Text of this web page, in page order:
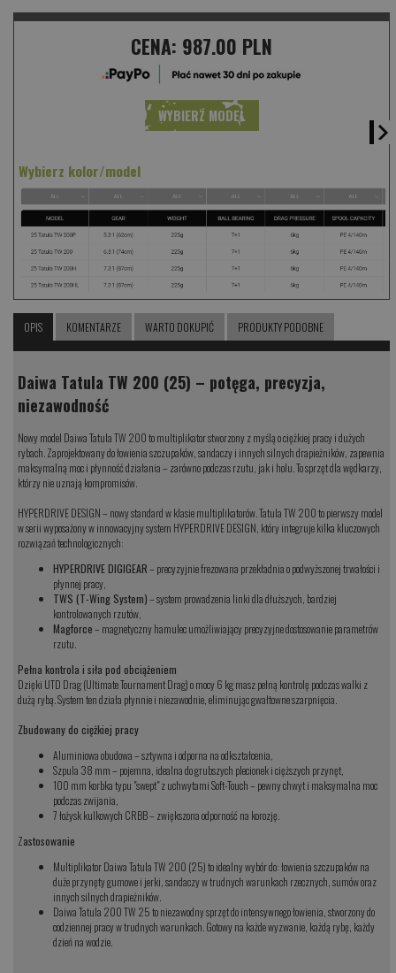
CENA: 987.00 PLN
WYBIERZ MODEL
Wybierz kolor/model
OPIS KOMENTARZE WARTO DOKUPIĆ PRODUKTY PODOBNE
Daiwa Tatula TW 200 (25) – potęga, precyzja,
niezawodność
Nowy model Daiwa Tatula TW 200 to multiplikator stworzony z myślą o ciężkiej pracy i dużych
rybach. Zaprojektowany do łowienia szczupaków, sandaczy i innych silnych drapieżników, zapewnia
maksymalną moc i płynność działania – zarówno podczas rzutu, jak i holu. To sprzęt dla wędkarzy,
którzy nie uznają kompromisów.
HYPERDRIVE DESIGN – nowy standard w klasie multiplikatorów. Tatula TW 200 to pierwszy model
w serii wyposażony w innowacyjny system HYPERDRIVE DESIGN, który integruje kilka kluczowych
rozwiązań technologicznych:
HYPERDRIVE DIGIGEAR– precyzyjnie frezowana przekładnia o podwyższonej trwałości i
płynnej pracy,
TWS (T-Wing System)– system prowadzenia linki dla dłuższych, bardziej
kontrolowanych rzutów,
Magforce– magnetyczny hamulec umożliwiający precyzyjne dostosowanie parametrów
rzutu.
Pełna kontrola i siła pod obciążeniem
Dzięki UTD Drag (Ultimate Tournament Drag) o mocy 6 kg masz pełną kontrolę podczas walki z
dużą rybą. System ten działa płynnie i niezawodnie, eliminując gwałtowne szarpnięcia.
Zbudowany do ciężkiej pracy
Aluminiowa obudowa – sztywna i odporna na odkształcenia,
Szpula 38 mm – pojemna, idealna do grubszych plecionek i cięższych przynęt,
100 mm korbka typu "swept" z uchwytami Soft-Touch – pewny chwyt i maksymalna moc
podczas zwijania,
7 łożysk kulkowych CRBB – zwiększona odporność na korozję.
Zastosowanie
Multiplikator Daiwa Tatula TW 200 (25) to idealny wybór do: łowienia szczupaków na
duże przynęty gumowe i jerki, sandaczy w trudnych warunkach rzecznych, sumów oraz
innych silnych drapieżników.
Daiwa Tatula 200 TW 25 to niezawodny sprzęt do intensywnego łowienia, stworzony do
codziennej pracy w trudnych warunkach. Gotowy na każde wyzwanie, każdą rybę, każdy
dzień na wodzie.